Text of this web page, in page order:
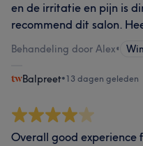
en de irritatie en pijn is
recommend dit salon.
Behandeling door Alex•
Balpreet•13 dagen geleden
Overall good experience